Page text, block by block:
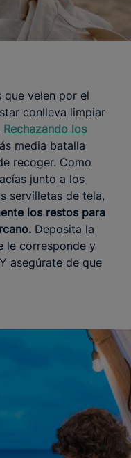
que velen por el
conlleva limpiar
Rechazando los
media batalla
recoger. Como
junto a los
servilletas de tela,
los restos para
Deposita la
le corresponde y
asegúrate de que